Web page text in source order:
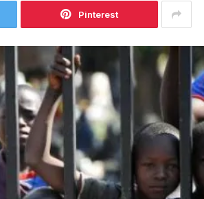
Pinterest